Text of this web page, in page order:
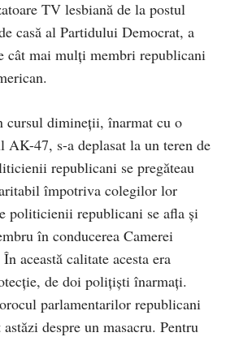
TV lesbiană de la postul
casă al Partidului Democrat, a
cât mai mulți membri republicani
cursul dimineții, înarmat cu o
47, s-a deplasat la un teren de
republicani se pregăteau
împotriva colegilor lor
politicienii republicani se afla și
în conducerea Camerei
această calitate acesta era
de doi polițiști înarmați.
parlamentarilor republicani
despre un masacru. Pentru